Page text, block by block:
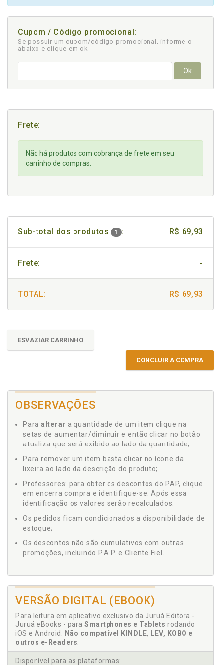
Cupom / Código promocional:
Se possuir um cupom/código promocional, informe-o
abaixo e clique em ok
Ok
Frete:
Não há produtos com cobrança de frete em seu
carrinho de compras.
Sub-total dos produtos 1 : R$ 69,93
Frete: -
TOTAL: R$ 69,93
ESVAZIAR CARRINHO
CONCLUIR A COMPRA
OBSERVAÇÕES
Para alterar a quantidade de um item clique na
setas de aumentar/diminuir e então clicar no botão
atualiza que será exibido ao lado da quantidade;
Para remover um item basta clicar no ícone da
lixeira ao lado da descrição do produto;
Professores: para obter os descontos do PAP, clique
em encerra compra e identifique-se. Após essa
identificação os valores serão recalculados.
Os pedidos ficam condicionados a disponibilidade de
estoque;
Os descontos não são cumulativos com outras
promoções, incluindo P.A.P. e Cliente Fiel.
VERSÃO DIGITAL (EBOOK)
Para leitura em aplicativo exclusivo da Juruá Editora -
Juruá eBooks - para Smartphones e Tablets rodando
iOS e Android.
Não compatível KINDLE, LEV, KOBO e
outros e-Readers
Disponível para as plataformas: